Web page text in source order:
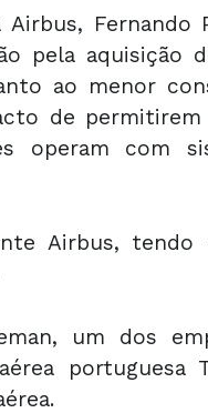
pela aquisição
ao menor
de
operam com
Airbus, tendo
um dos